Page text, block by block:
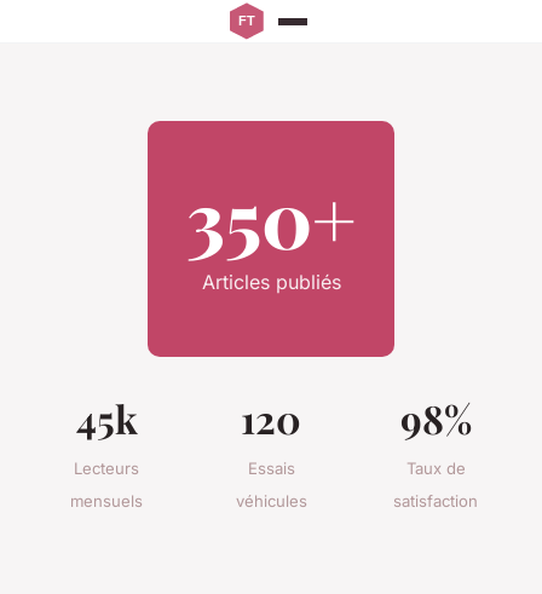
350+
Articles publiés
45k
Lecteurs
mensuels
120
Essais
véhicules
98%
Taux de
satisfaction